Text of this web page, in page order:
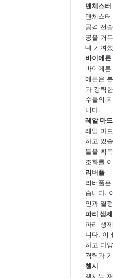
맨체스터
맨체스
공격 전
공을 거
데 기여
바이에른
바이에른
에른은
과 강력
수들의
니다.
레알 마
레알 마
하고 있
틀을 획
조화를
리버풀
리버풀
습니다.
인과 열
파리 생
파리 생
니다. 이
하고 다
격력과
첼시
첼시는